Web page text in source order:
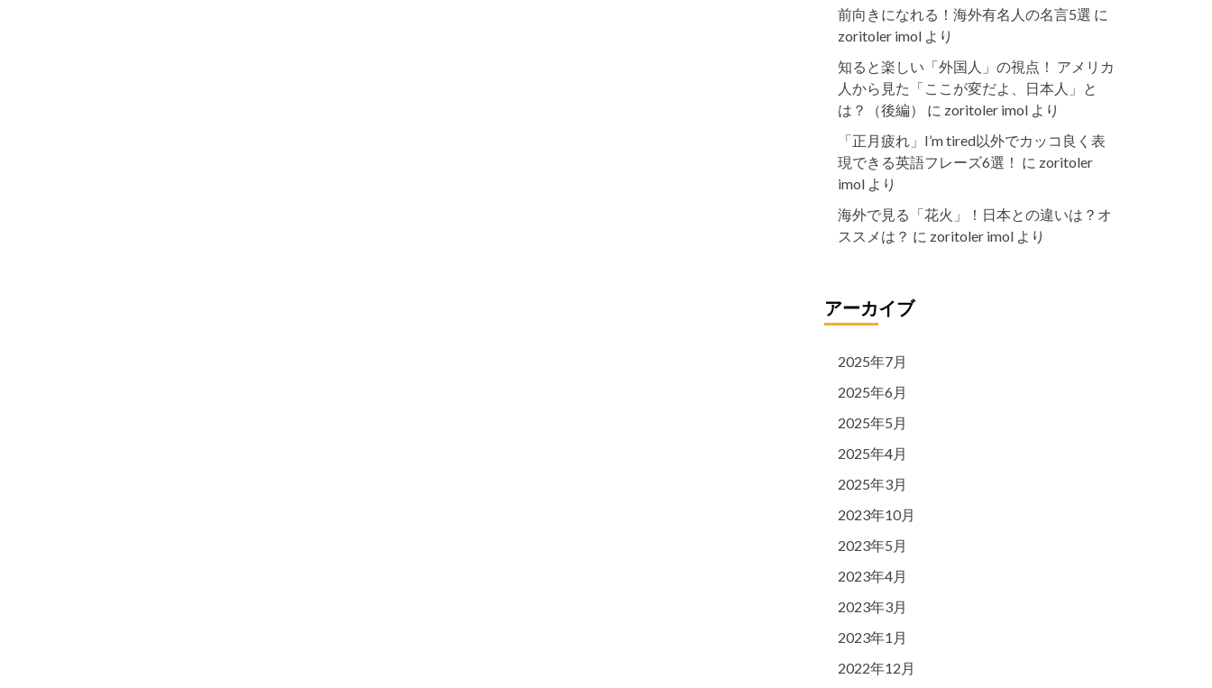
前向きになれる！海外有名人の名言5選 に
zoritoler imol より
知ると楽しい「外国人」の視点！ アメリカ
人から見た「ここが変だよ、日本人」と
は？（後編）
に zoritoler imol より
「正月疲れ」I’m tired以外でカッコ良く表
現できる英語フレーズ6選！ に zoritoler
imol より
海外で見る「花火」！日本との違いは？オ
ススメは？ に zoritoler imol より
アーカイブ
2025年7月
2025年6月
2025年5月
2025年4月
2025年3月
2023年10月
2023年5月
2023年4月
2023年3月
2023年1月
2022年12月